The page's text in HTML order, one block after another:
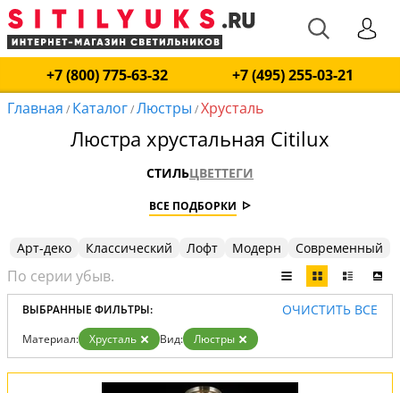
+7 (800) 775-63-32
+7 (495) 255-03-21
Главная / Каталог/Люстры /Хрусталь
Люстра хрустальная Citilux
СТИЛЬЦВЕТТЕГИ
ВСЕ ПОДБОРКИ
Арт-деко Классический Лофт Модерн Современный
ВЫБРАННЫЕ ФИЛЬТРЫ: ОЧИСТИТЬ ВСЕ
Материал: Хрусталь Вид: Люстры